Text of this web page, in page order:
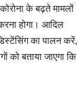
के बढ़ते मामलों
होगा। आदिल
का पालन करें,
को बताया जाएगा कि